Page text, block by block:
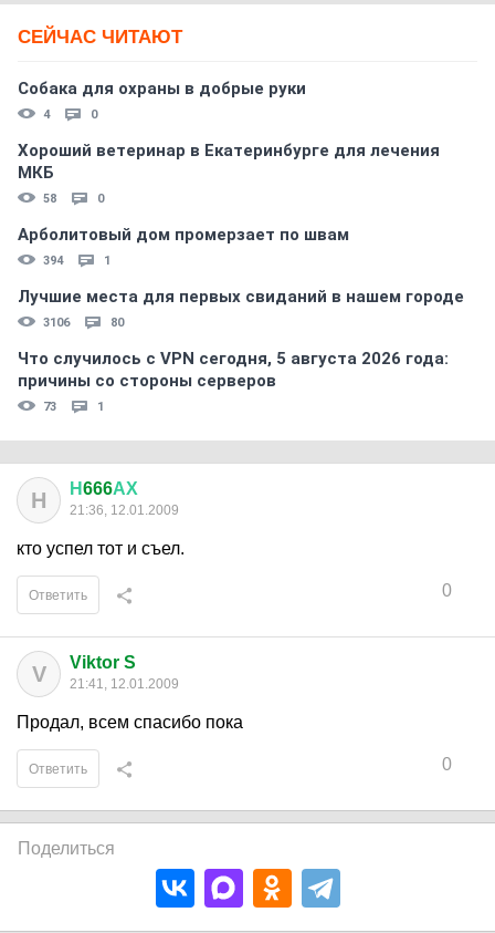
СЕЙЧАС ЧИТАЮТ
Собака для охраны в добрые руки
4 0
Хороший ветеринар в Екатеринбурге для лечения
МКБ
58 0
Арболитовый дом промерзает по швам
394 1
Лучшие места для первых свиданий в нашем городе
3106 80
Что случилось с VPN сегодня, 5 августа 2026 года:
причины со стороны серверов
73 1
Н Н666АХ
21:36, 12.01.2009
кто успел тот и съел.
0
Ответить
V Viktor S
21:41, 12.01.2009
Продал, всем спасибо пока
0
Ответить
Поделиться